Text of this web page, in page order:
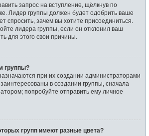
запрос на вступление, щёлкнув по
Лидер группы должен будет одобрить ваше
спросить, зачем вы хотите присоединиться.
лидера группы, если он отклонил ваш
для этого свои причины.
группы?
при их создании администраторами
в создании группы, сначала
попробуйте отправить ему личное
групп имеют разные цвета?